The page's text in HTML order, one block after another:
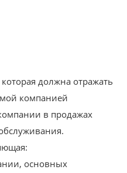
должна отражать
компанией
в продажах
основных